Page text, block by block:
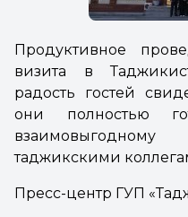
Продуктивное
визита в
радость гостей
они полностью
таджикскими
Пресс-центр ГУП